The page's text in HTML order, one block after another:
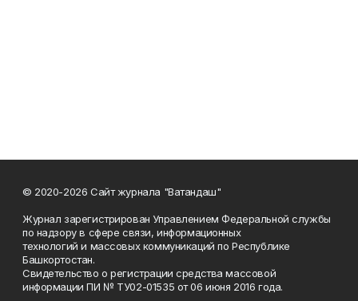
© 2020-2026 Сайт журнала "Ватандаш"
Журнал зарегистрирован Управлением Федеральной службы
по надзору в сфере связи, информационных
технологий и массовых коммуникаций по Республике
Башкортостан.
Свидетельство о регистрации средства массовой
информации ПИ № ТУ02-01535 от 06 июня 2016 года.